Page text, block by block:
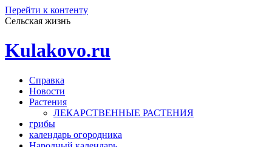
Перейти к контенту
Сельская жизнь
Kulakovo.ru
Справка
Новости
Растения
ЛЕКАРСТВЕННЫЕ РАСТЕНИЯ
грибы
календарь огородника